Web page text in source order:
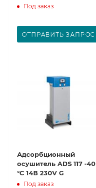
Под заказ
ОТПРАВИТЬ ЗАПРОС
Адсорбционный
осушитель ADS 117 -40
°C 14В 230V G
Под заказ